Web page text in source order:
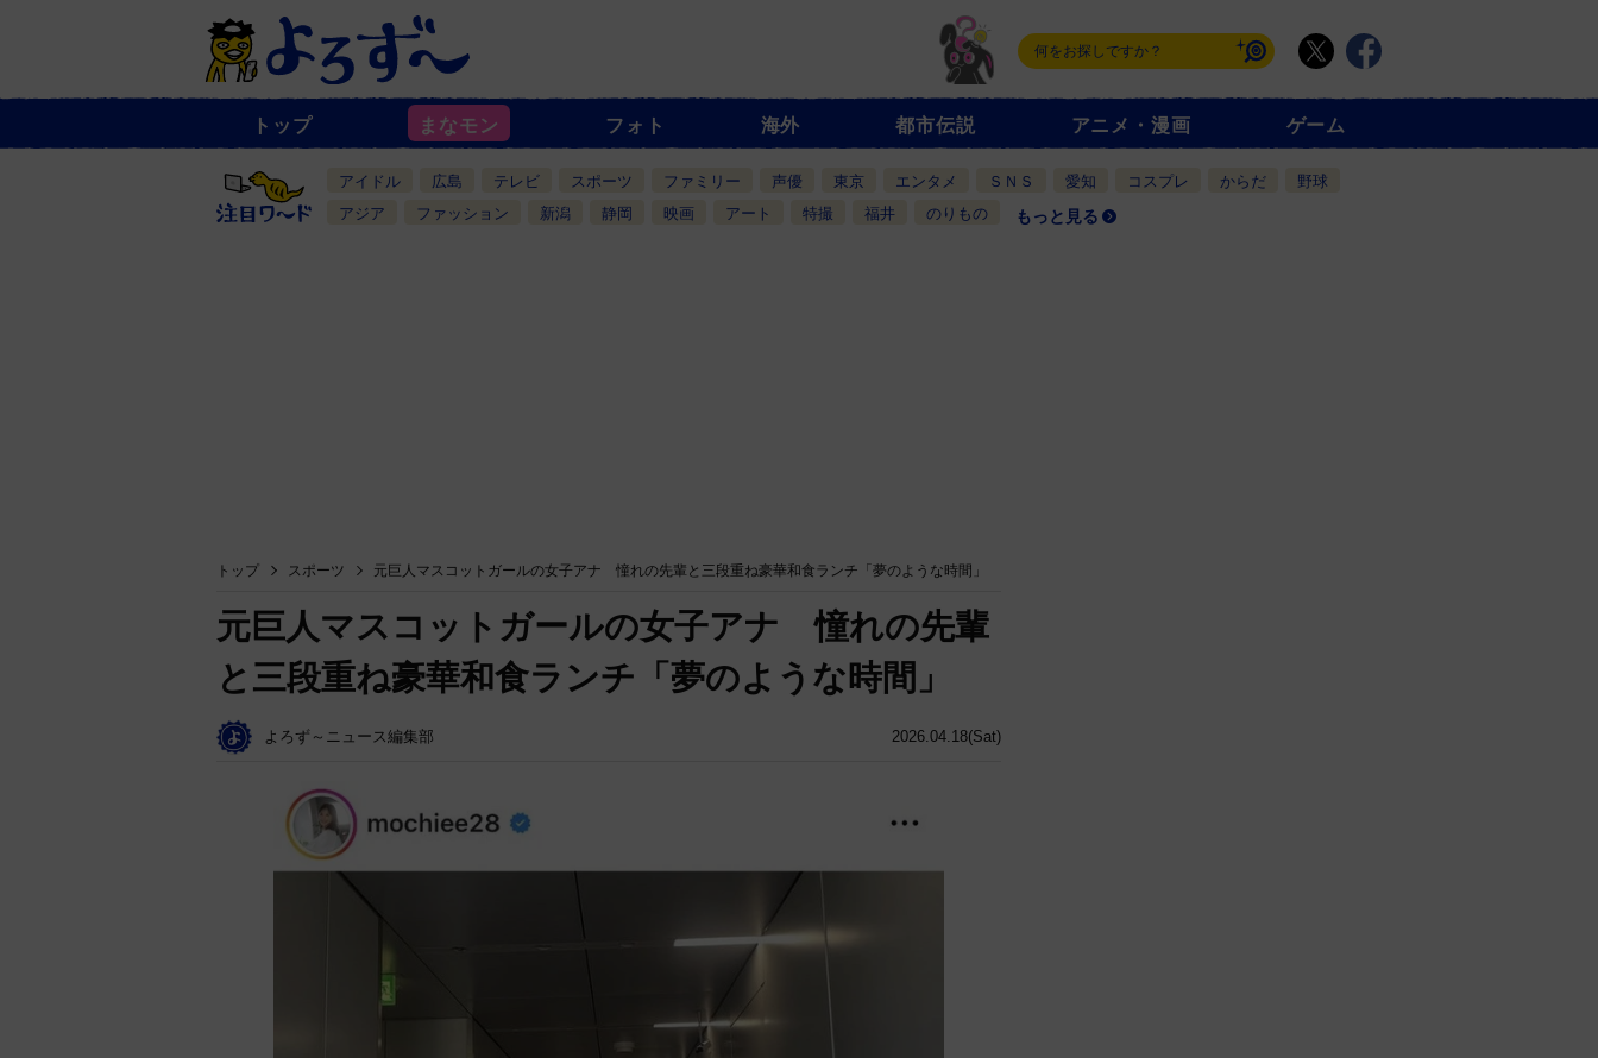
ュ
一
覧
トップ まなモン フォト 海外 都市伝説 アニメ・漫画 ゲーム
アイドル 広島 テレビ スポーツ ファミリー 声優 東京 エンタメ ＳＮＳ 愛知 コスプレ からだ
野球
アジア
ファッション 新潟 静岡 映画 アート 特撮 福井 のりもの もっと見る
トップ スポーツ 元巨人マスコットガールの女子アナ 憧れの先輩と三段重ね豪華和食ランチ「夢のような時間」
2026.04.18(Sat)
元巨人マスコットガールの女子アナ 憧れの先輩
と三段重ね豪華和食ランチ「夢のような時間」
よろず～ニュース編集部